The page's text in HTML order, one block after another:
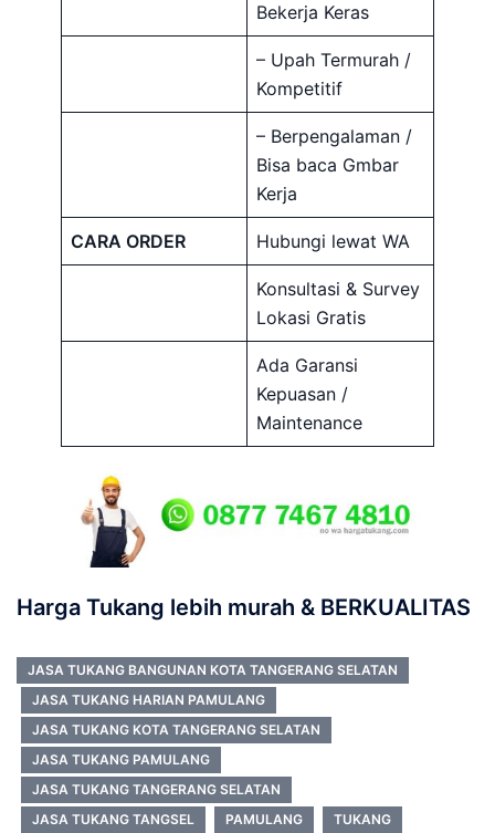
Bekerja Keras
– Upah Termurah /
Kompetitif
– Berpengalaman /
Bisa baca Gmbar
Kerja
CARA ORDER Hubungi lewat WA
Konsultasi & Survey
Lokasi Gratis
Ada Garansi
Kepuasan /
Maintenance
Harga Tukang lebih murah & BERKUALITAS
JASA TUKANG BANGUNAN KOTA TANGERANG SELATAN
JASA TUKANG HARIAN PAMULANG
JASA TUKANG KOTA TANGERANG SELATAN
JASA TUKANG PAMULANG
JASA TUKANG TANGERANG SELATAN
JASA TUKANG TANGSEL
PAMULANG TUKANG